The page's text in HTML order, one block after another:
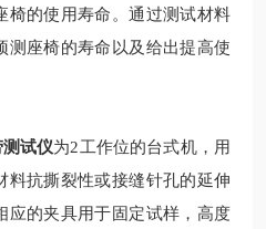
椅的使用寿命。通过测试材料
测座椅的寿命以及给出提高使
试仪为2工作位的台式机，用
料抗撕裂性或接缝针孔的延伸
应的夹具用于固定试样，高度